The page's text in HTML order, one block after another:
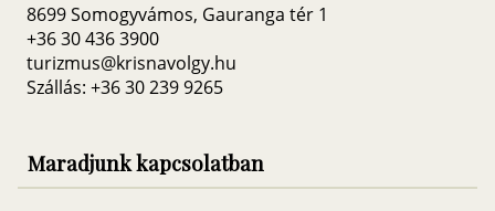
8699 Somogyvámos, Gauranga tér 1
+36 30 436 3900
turizmus@krisnavolgy.hu
Szállás: +36 30 239 9265
Maradjunk kapcsolatban